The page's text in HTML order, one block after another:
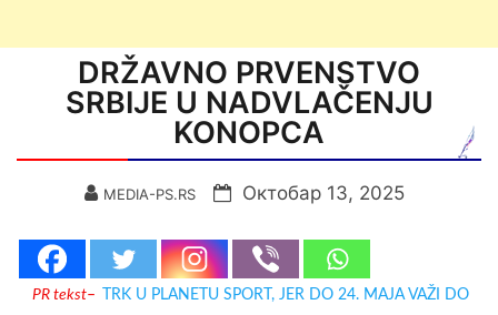
DRŽAVNO PRVENSTVO
SRBIJE U NADVLAČENJU
KONOPCA
MEDIA-PS.RS Октобар 13, 2025
PR tekst–
TRK U PLANETU SPORT, JER DO 24. MAJA VAŽI DO